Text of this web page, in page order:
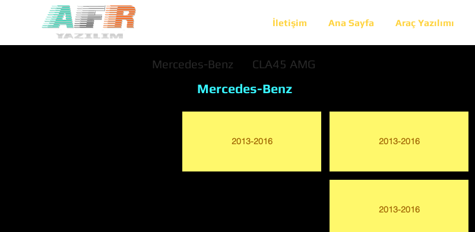
İletişim Ana Sayfa Araç Yazılımı
Mercedes-Benz CLA45 AMG
Mercedes-Benz
2013-2016 2013-2016
2013-2016